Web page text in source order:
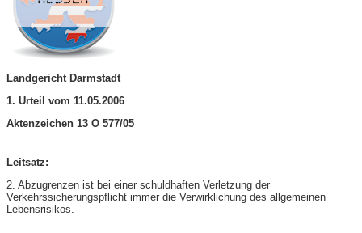
Landgericht Darmstadt
1. Urteil vom 11.05.2006
Aktenzeichen 13 O 577/05
Leitsatz:
2. Abzugrenzen ist bei einer schuldhaften Verletzung der
Verkehrssicherungspflicht immer die Verwirklichung des allgemeinen
Lebensrisikos.